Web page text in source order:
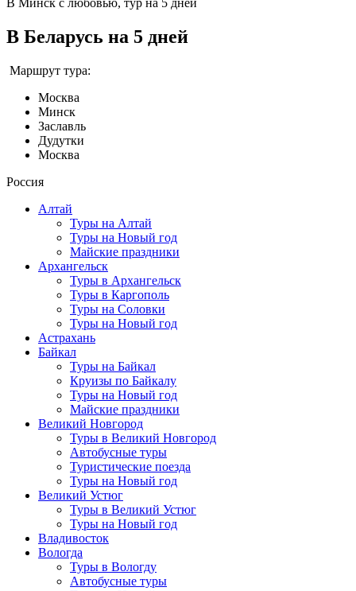
В Минск с любовью, тур на 5 дней
В Беларусь на 5 дней
Маршрут тура:
Москва
Минск
Заславль
Дудутки
Москва
Россия
Алтай
Туры на Алтай
Туры на Новый год
Майские праздники
Архангельск
Туры в Архангельск
Туры в Каргополь
Туры на Соловки
Туры на Новый год
Астрахань
Байкал
Туры на Байкал
Круизы по Байкалу
Туры на Новый год
Майские праздники
Великий Новгород
Туры в Великий Новгород
Автобусные туры
Туристические поезда
Туры на Новый год
Великий Устюг
Туры в Великий Устюг
Туры на Новый год
Владивосток
Вологда
Туры в Вологду
Автобусные туры